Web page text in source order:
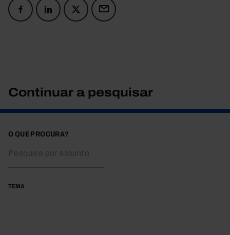
Continuar a pesquisar
O QUE PROCURA?
TEMA